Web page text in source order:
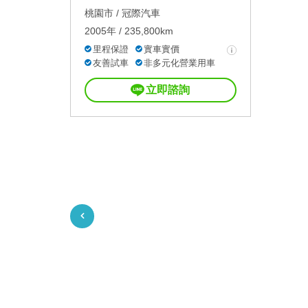
桃園市 / 冠際汽車
2005年 / 235,800km
里程保證
實車實價
友善試車
非多元化營業用車
立即諮詢